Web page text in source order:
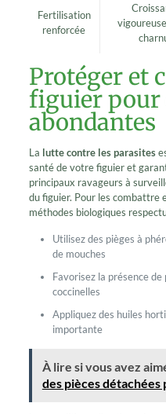
Fertilisation
renforcée
Protéger et
figuier pour
abondantes
La lutte contre les parasites
santé de votre figuier et
principaux ravageurs à
du figuier. Pour les combattre
méthodes biologiques
Utilisez des pièges à
de mouches
Favorisez la présence
coccinelles
Appliquez des huiles
importante
À lire si vous avez
des pièces détachées